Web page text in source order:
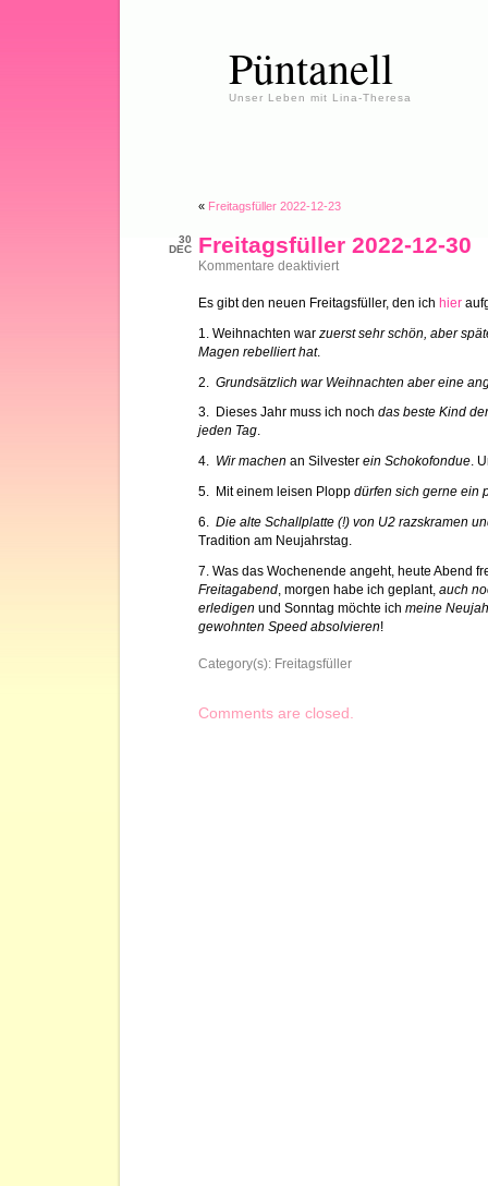
Püntanell
Unser Leben mit Lina-Theresa
« Freitagsfüller 2022-12-23
30
DEC
Freitagsfüller 2022-12-30
Kommentare deaktiviertfür
12-
Es gibt den neuen Freitagsfüller, den ich hier
1. Weihnachten war zuerst sehr schön, aber
Magen rebelliert hat.
2. Grundsätzlich war Weihnachten aber eine
3. Dieses Jahr muss ich noch das beste Kind
jeden Tag.
4. Wir machen an Silvester ein Schokofondue.
5. Mit einem leisen Plopp dürfen sich gerne ein
6. Die alte Schallplatte (!) von U2 razskramen
Tradition am Neujahrstag.
7. Was das Wochenende angeht, heute Abend
Freitagabend , morgen habe ich geplant, auch
erledigen und Sonntag möchte ich meine
gewohnten Speed absolvieren!
Category(s): Freitagsfüller
Comments are closed.